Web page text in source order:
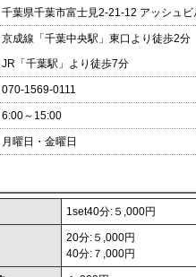
千葉県千葉市富士見2-21-12 アッシュビ
京成線「千葉中央駅」東口より徒歩2分
JR「千葉駅」より徒歩7分
070-1569-0111
6:00～15:00
月曜日・金曜日
1set40分:５,000円
20分:５,000円
40分:７,000円